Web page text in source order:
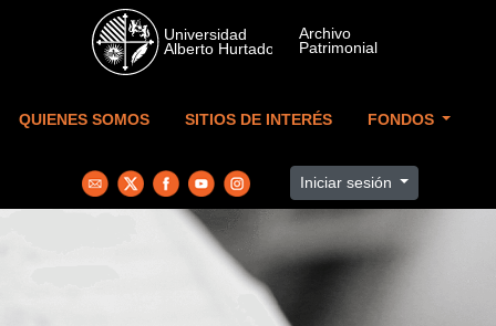
Skip to main content
QUIENES SOMOS SITIOS DE INTERÉS FONDOS
Iniciar sesión